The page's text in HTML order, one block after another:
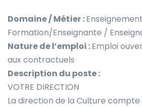
Domaine / Métier :
Formation/Enseignante /
Nature de l’emploi :Emploi
aux contractuels
Description du poste :
VOTRE DIRECTION
La direction de la Culture compte